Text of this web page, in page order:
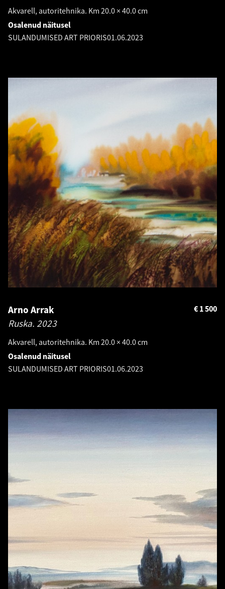
Akvarell, autoritehnika. Km 20.0 × 40.0 cm
Osalenud näitusel
SULANDUMISED ART PRIORIS01.06.2023
Arno Arrak
Ruska. 2023
Akvarell, autoritehnika. Km 20.0 × 40.0 cm
1 500
€
Osalenud näitusel
SULANDUMISED ART PRIORIS01.06.2023